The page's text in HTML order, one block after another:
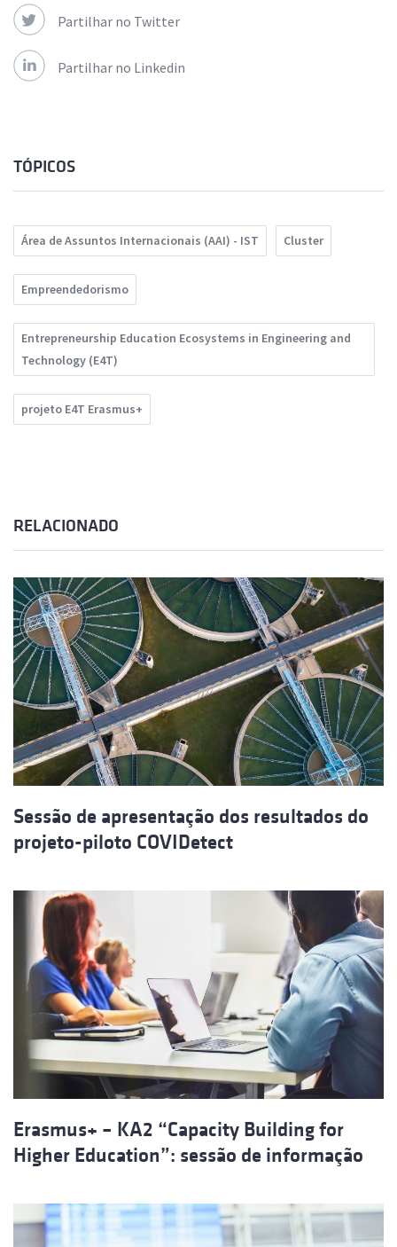
Partilhar no Twitter
Partilhar no Linkedin
TÓPICOS
Área de Assuntos Internacionais (AAI) - IST Cluster
Empreendedorismo
Entrepreneurship Education Ecosystems in Engineering and
Technology (E4T)
projeto E4T Erasmus+
RELACIONADO
Sessão de apresentação dos resultados do
projeto-piloto COVIDetect
Erasmus+ – KA2 “Capacity Building for
Higher Education”: sessão de informação